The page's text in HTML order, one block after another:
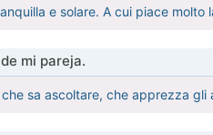
e solare. A cui piace molto
mi pareja.
sa ascoltare, che apprezza gli